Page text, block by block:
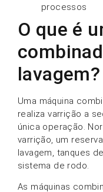
processos
O que é
lavagem?
Uma máquina
realiza varrição a
única operação.
varrição, um
lavagem, tanques
sistema de rodo.
As máquinas